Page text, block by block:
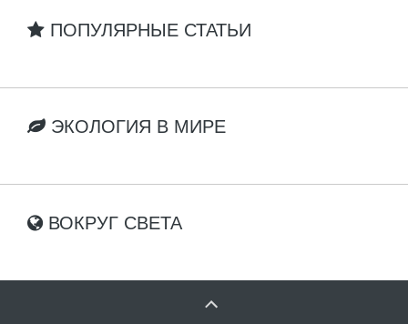
ПОПУЛЯРНЫЕ СТАТЬИ
ЭКОЛОГИЯ В МИРЕ
ВОКРУГ СВЕТА